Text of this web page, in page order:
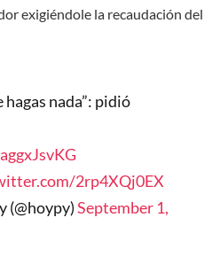
exigiéndole la recaudación del
hagas nada”: pidió
2rp4XQj0EX
(@hoypy)September 1,